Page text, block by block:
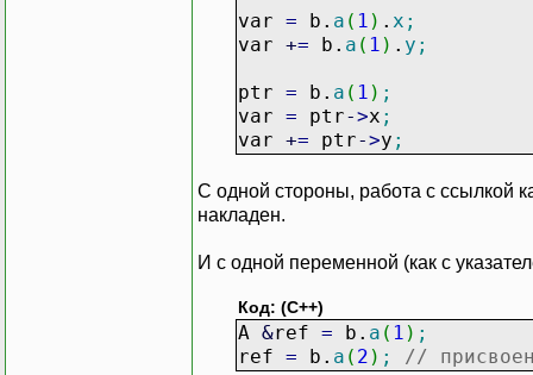
return list [ index
}
var = b. a ( 1 ) . x ;
var += b. a ( 1 ) . y ;
ptr = b. a ( 1 ) ;
var = ptr->x ;
var += ptr->y ;
С одной стороны, работа с ссылкой
накладен.
И с одной переменной (как с
Код: (C++)
A &ref = b. a ( 1 ) ;
ref = b. a ( 2 ) ; //